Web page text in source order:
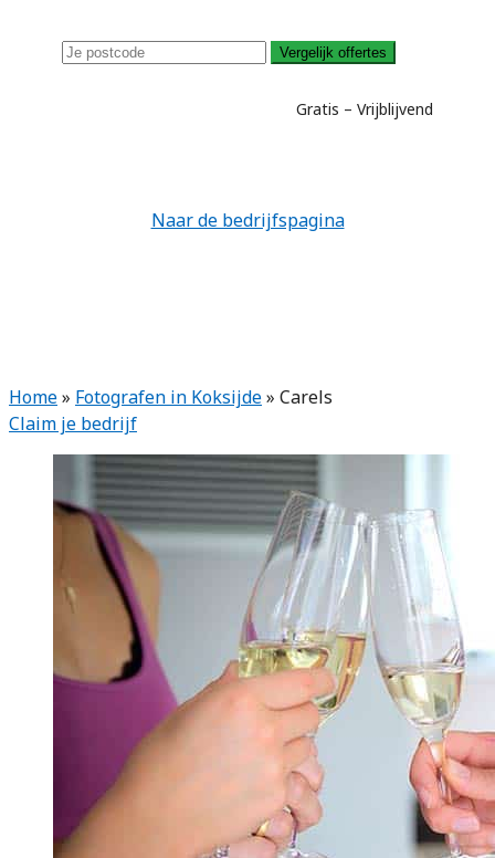
Vergelijk offertes
Gratis – Vrijblijvend
Naar de bedrijfspagina
Home» Fotografen in Koksijde» Carels
Claim je bedrijf